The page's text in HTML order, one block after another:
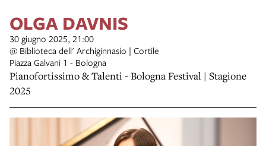
OLGA DAVNIS
30 giugno 2025, 21:00
@ Biblioteca dell' Archiginnasio | Cortile
Piazza Galvani 1 - Bologna
Pianofortissimo & Talenti - Bologna Festival | Stagione
2025